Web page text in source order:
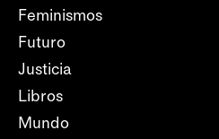
Feminismos
Futuro
Justicia
Libros
Mundo